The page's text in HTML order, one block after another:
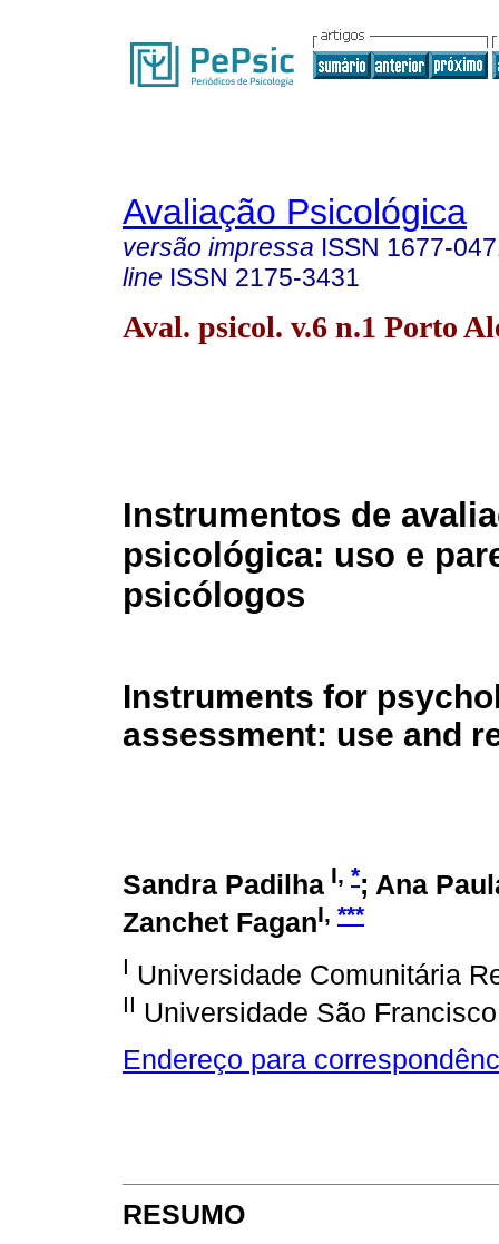
Avaliação Psicológica
versão impressa ISSN 1677-
line ISSN 2175-3431
Aval. psicol. v.6 n.1 Porto
Instrumentos de
psicológica: uso e
psicólogos
Instruments for
assessment: use and
Sandra Padilha I, *; Ana
Zanchet FaganI, ***
I Universidade Comunitária
II Universidade São Francisco
Endereço para
RESUMO